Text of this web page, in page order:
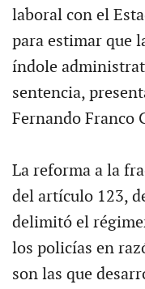
laboral con el
para estimar que
índole
sentencia,
Fernando Franco
La reforma a la
del artículo 123,
delimitó el
los policías en
son las que